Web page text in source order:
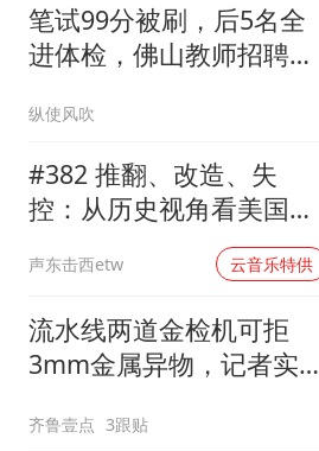
笔试99分被刷，后5名全
进体检，佛山教师招聘结
纵使风吹
#382 推翻、改造、失
控：从历史视角看美国的
中东介入和事与愿违
声东击西etw 云音乐特供
流水线两道金检机可拒
3mm金属异物，记者实探
何选择谅解
齐鲁壹点 3跟贴